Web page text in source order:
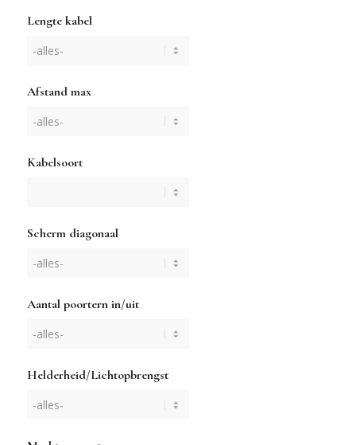
Lengte kabel
Afstand max
Kabelsoort
Scherm diagonaal
Aantal poortern in/uit
Helderheid/Lichtopbrengst